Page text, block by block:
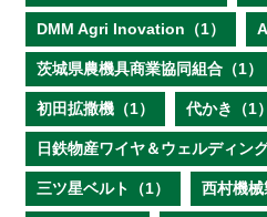
DMM Agri Inovation（1）
茨城県農機具商業協同組合（1）
初田拡撒機（1） 代かき（1）
日鉄物産ワイヤ＆ウェルディング
三ツ星ベルト（1） 西村機械